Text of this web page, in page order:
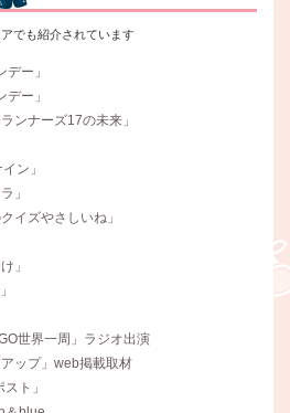
でも紹介されています
ー」
ー」
ンナーズ17の未来」
ン」
」
クイズやさしいね」
」
世界一周」ラジオ出演
ップ」web掲載取材
ト」